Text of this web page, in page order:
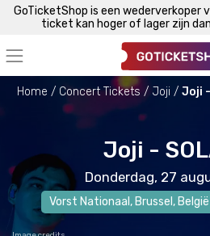
GoTicketShop is een wederverkoper
ticket kan hoger of lager zijn
Home Concert Tickets Joji Joji
Joji -
Donderdag, 27
Vorst Nationaal , Brussel , België